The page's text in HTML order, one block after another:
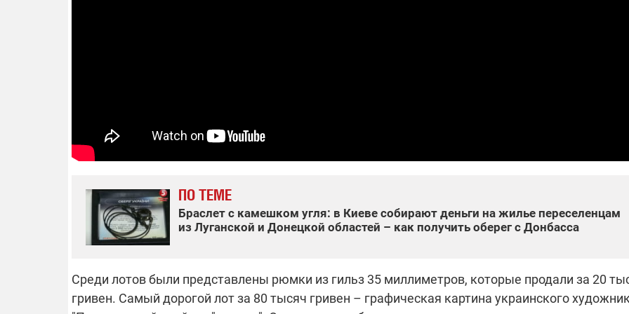
ПО ТЕМЕ
Браслет с камешком угля: в Киеве собирают деньги на жилье переселенцам
из Луганской и Донецкой областей – как получить оберег с Донбасса
Среди лотов были представлены рюмки из гильз 35 миллиметров, которые продали за 20
гривен. Самый дорогой лот за 80 тысяч гривен – графическая картина украинского